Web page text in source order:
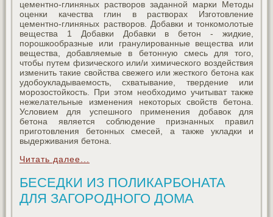
цементно-глиняных растворов заданной марки Методы
оценки качества глин в растворах Изготовление
цементно-глиняных растворов. Добавки и тонкомолотые
вещества 1 Добавки Добавки в бетон - жидкие,
порошкообразные или гранулированные вещества или
вещества, добавляемые в бетонную смесь для того,
чтобы путем физического или/и химического воздействия
изменить такие свойства свежего или жесткого бетона как
удобоукладываемость, схватывание, твердение или
морозостойкость. При этом необходимо учитыват также
нежелательные изменения некоторых свойств бетона.
Условием для успешного применения добавок для
бетона является соблюдение признанных правил
приготовления бетонных смесей, а также укладки и
выдерживания бетона.
Читать далее...
БЕСЕДКИ ИЗ ПОЛИКАРБОНАТА
ДЛЯ ЗАГОРОДНОГО ДОМА